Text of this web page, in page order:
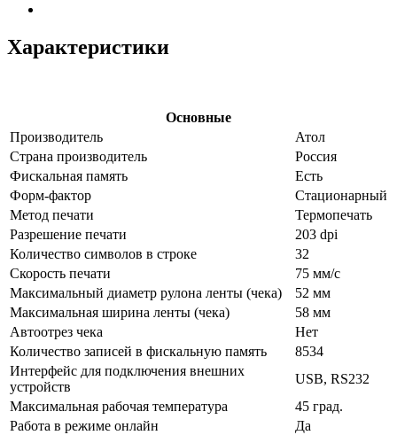
Характеристики
Основные
Производитель
Атол
Страна производитель
Россия
Фискальная память
Есть
Форм-фактор
Стационарный
Метод печати
Термопечать
Разрешение печати
203 dpi
Количество символов в строке
32
Скорость печати
75 мм/с
Максимальный диаметр рулона ленты (чека)
52 мм
Максимальная ширина ленты (чека)
58 мм
Автоотрез чека
Нет
Количество записей в фискальную память
8534
Интерфейс для подключения внешних
устройств
USB, RS232
Максимальная рабочая температура
45 град.
Работа в режиме онлайн
Да